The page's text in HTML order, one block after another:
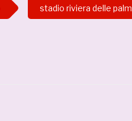
stadio riviera delle